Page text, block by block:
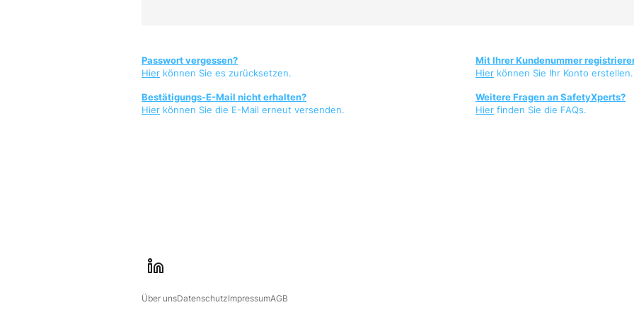
Passwort vergessen?
Hier können Sie es zurücksetzen.
Bestätigungs-E-Mail nicht erhalten?
Hier können Sie die E-Mail erneut versenden.
Mit Ihrer Kundenummer
Hier können Sie Ihr Konto erstellen.
Weitere Fragen an SafetyXperts?
Hier finden Sie die FAQs.
i
Über unsDatenschutzImpressumAGB